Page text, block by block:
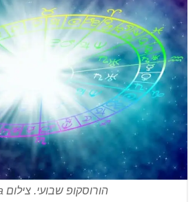
הורוסקופ שבועי. צילום canva